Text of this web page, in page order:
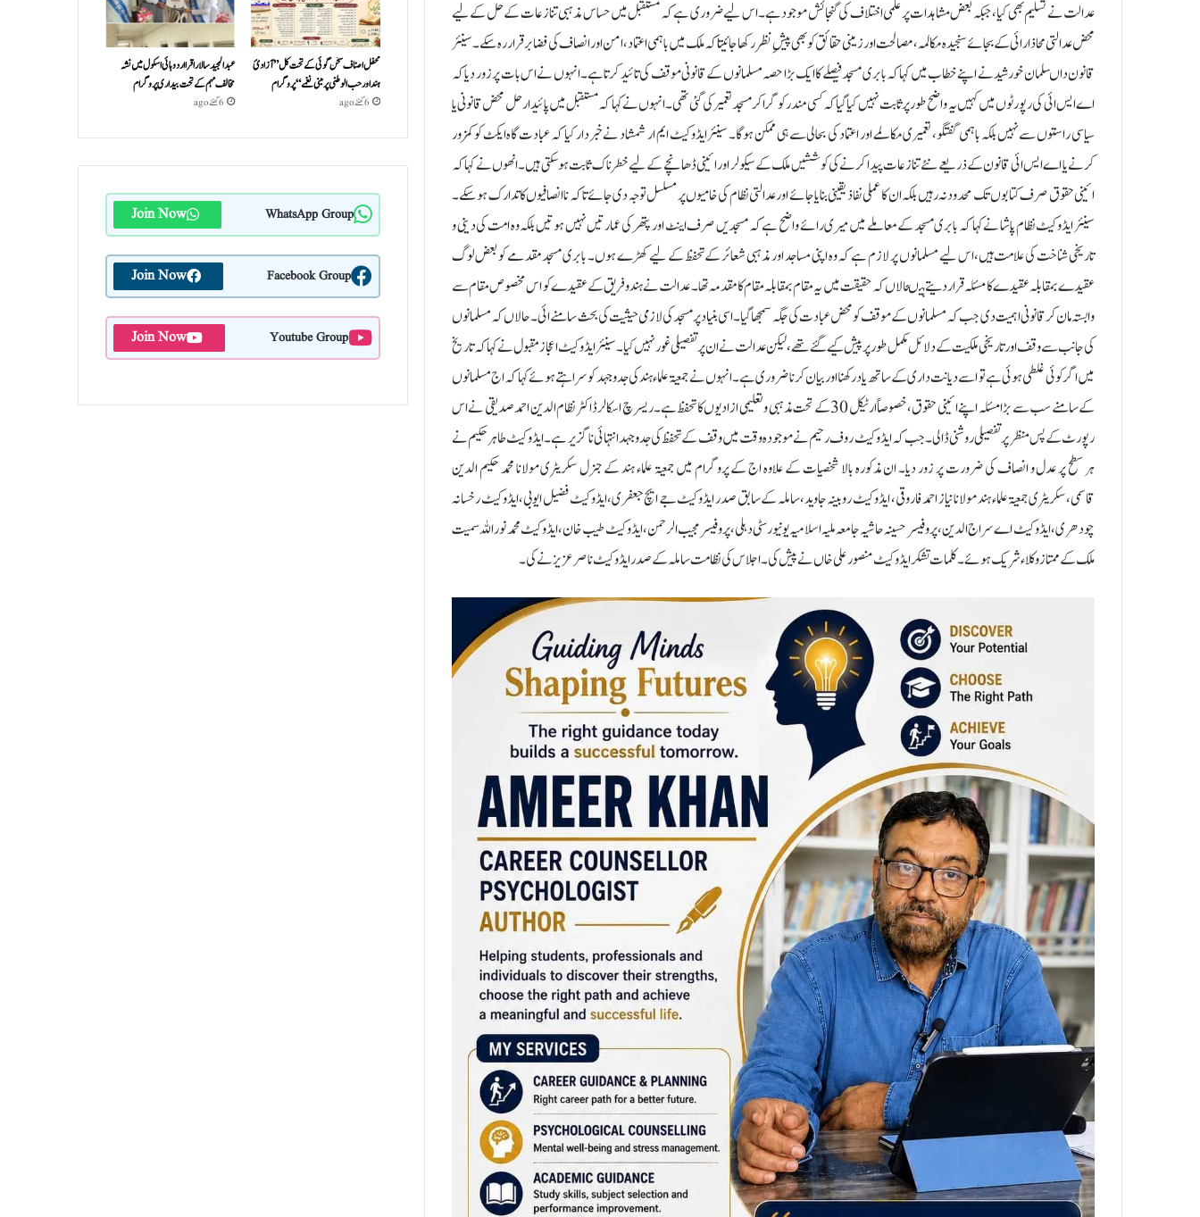
عدالت نے تسلیم بھی کیا، جبکہ بعض مشاہدات پر علمی اختلاف کی گنجائش موجود ہے۔ اس لیے ضروری ہے کہ مستقبل میں حساس مذہبی تنازعات کے حل کے لیے
محض عدالتی محاذ ارائی کے بجائے سنجیدہ مکالمہ، مصالحت اور زمینی حقائق کو بھی پیشِ نظر رکھا جائیتاکہ ملک میں باہمی اعتماد، امن اور انصاف کی فضا برقرار رہ سکے۔ سینئر
قانون داںسلمان خورشید نے اپنے خطاب میں کہا کہ بابری مسجد فیصلے کا ایک بڑا حصہ مسلمانوں کے قانونی موقف کی تائید کرتا ہے۔ انہوں نے اس بات پر زور دیا کہ
اے ایس ائی کی رپورٹوں میں کہیں یہ واضح طور پر ثابت نہیں کیا گیا کہ کسی مندر کو گرا کر مسجد تعمیر کی گئی تھی۔ انہوں نے کہا کہ مستقبل میں پائیدار حل محض قانونی یا
سیاسی راستوں سے نہیں بلکہ باہمی گفتگو، تعمیری مکالمے اور اعتماد کی بحالی سے ہی ممکن ہوگا۔ سینئر ایڈوکیٹ ایم ار شمشاد نے خبردار کیا کہ عبادت گاہ ایکٹ کو کمزور
کرنے یا اے ایس ائی قانون کے ذریعے نئے تنازعات پیدا کرنے کی کوششیں ملک کے سیکولر اور ائینی ڈھانچے کے لیے خطرناک ثابت ہو سکتی ہیں۔ انھوں نے کہا کہ
ائینی حقوق صرف کتابوں تک محدود نہ رہیں بلکہ ان کا عملی نفاذ یقینی بنایا جائے اور عدالتی نظام کی خامیوں پر مسلسل توجہ دی جائے تاکہ ناانصافیوں کا تدارک ہو سکے۔
سینئر ایڈوکیٹ نظام پاشا نے کہا کہ بابری مسجد کے معاملے میں میری رائے واضح ہے کہ مسجدیں صرف اینٹ اور پتھر کی عمارتیں نہیں ہوتیں بلکہ وہ امت کی دینی و
تاریخی شناخت کی علامت ہیں،اس لیے مسلمانوں پر لازم ہے کہ وہ اپنی مساجد اور مذہبی شعائر کے تحفظ کے لیے کھڑے ہوں۔ بابری مسجد مقدمے کو بعض لوگ
عقیدے بمقابلہ عقیدے کا مسئلہ قرار دیتے ہیںحالاں کہ حقیقت میں یہ مقام بمقابلہ مقام کا مقدمہ تھا۔ عدالت نے ہندو فریق کے عقیدے کو اس مخصوص مقام سے
وابستہ مان کر قانونی اہمیت دی جب کہ مسلمانوں کے موقف کو محض عبادت کی جگہ سمجھاگیا۔ اسی بنیاد پر مسجد کی لازمی حیثیت کی بحث سامنے ائی۔ حالاں کہ مسلمانوں
کی جانب سے وقف اور تاریخی ملکیت کے دلائل مکمل طور پر پیش کیے گئے تھے، لیکن عدالت نے ان پر تفصیلی غور نہیں کیا۔ سینئر ایڈوکیٹ اعجاز مقبول نے کہا کہ تاریخ
میں اگر کوئی غلطی ہوئی ہے تو اسے دیانت داری کے ساتھ یاد رکھنا اور بیان کرنا ضروری ہے۔ انہوں نے جمعیۃ علماء ہند کی جدوجہد کو سراہتے ہوئے کہا کہ اج مسلمانوں
کے سامنے سب سے بڑا مسئلہ اپنے ائینی حقوق، خصوصاً ارٹیکل 30 کے تحت مذہبی و تعلیمی ازادیوں کا تحفظ ہے۔ ریسرچ اسکالر ڈاکٹر نظام الدین احمد صدیقی نے اس
رپورٹ کے پس منظر پر تفصیلی روشنی ڈالی۔ جب کہ ایڈوکیٹ رو ف رحیم نے موجودہ وقت میں وقف کے تحفظ کی جد وجہد انتہائی ناگزیر ہے۔ایڈوکیٹ طاہر حکیم نے
ہر سطح پر عدل و انصاف کی ضرورت پر زور دیا۔ ان مذکورہ بالا شخصیات کے علاوہ اج کے پروگرام میں جمعیۃ علماء ہند کے جنرل سکریٹری مولانا محمد حکیم الدین
قاسمی،سکریٹری جمعیۃ علماء ہند مولانا نیاز احمد فاروقی ، ایڈوکیٹ روبینہ جاوید،ساملہ کے سابق صدر ایڈوکیٹ جے ایچ جعفری، ایڈوکیٹ فضیل ایوبی، ایڈوکیٹ رخسانہ
چودھری، ایڈوکیٹ اے سراج الدین، پروفیسر حسینہ حاشیہ جامعہ ملیہ اسلامیہ یونیورسٹی دہلی،پروفیسر مجیب الرحمن، ایڈوکیٹ طیب خان، ایڈوکیٹ محمد نوراللہ سمیت
ملک کے ممتازوکلاء شریک ہوئے۔ کلمات تشکر ایڈوکیٹ منصورعلی خاں نے پیش کی۔اجلاس کی نظامت ساملہ کے صدر ایڈوکیٹ ناصر عزیز نے کی۔
محفل اصناف سخن گوئی کے تحت کل ”آزادئ
ہند اور حب الوطنی پر مبنی نغمے“پروگرام
6 گھنٹے ago
عبدالمجید سالار اقرا اردو ہائی اسکول میں نشہ
مخالف مہم کے تحت بیداری پروگرام
6 گھنٹے ago
WhatsApp Group
Join Now
Facebook Group
Join Now
Youtube Group
Join Now